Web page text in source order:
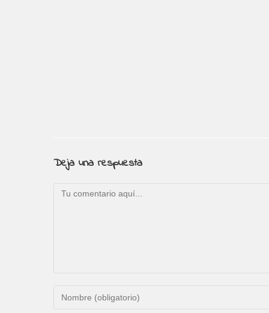
Deja una respuesta
Comentario